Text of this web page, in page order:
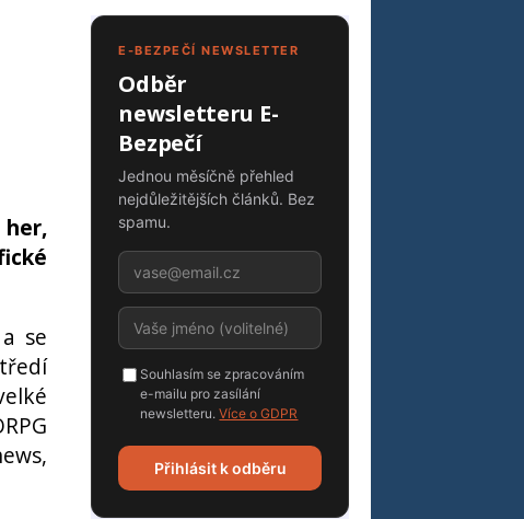
E-BEZPEČÍ NEWSLETTER
Odběr
newsletteru E-
Bezpečí
Jednou měsíčně přehled
nejdůležitějších článků. Bez
spamu.
Souhlasím se zpracováním
e-mailu pro zasílání
newsletteru.Více o GDPR
Přihlásit k odběru
se